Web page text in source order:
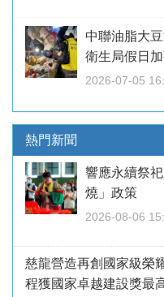
中聯油脂大
衛生局假日
2026-07-05
熱門新聞
響應永續祭
燒」政策
2026-08-06
慈龍營造再創國家級
程獲國家卓越建設獎最